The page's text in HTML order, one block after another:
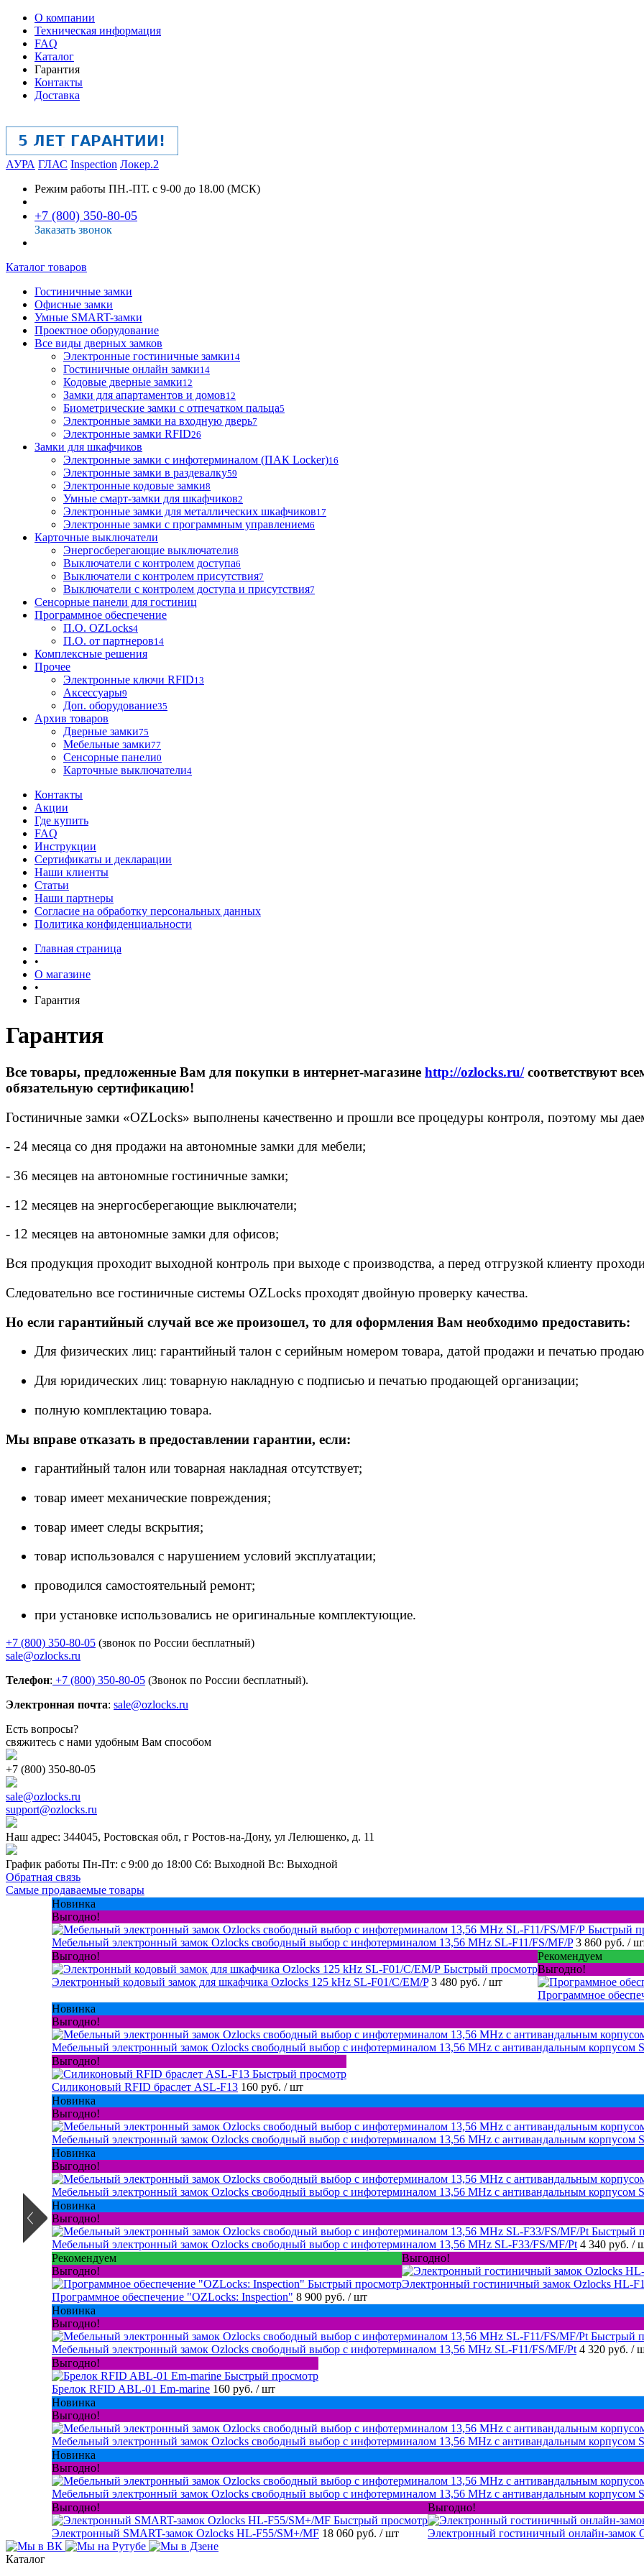
О компании
Техническая информация
FAQ
Каталог
Гарантия
Контакты
Доставка
АУРА ГЛАС Inspection Локер.2
Режим работы ПН.-ПТ. с 9-00 до 18.00 (МСК)
+7 (800) 350-80-05
Заказать звонок
Каталог товаров
Гостиничные замки
Офисные замки
Умные SMART-замки
Проектное оборудование
Все виды дверных замков
Электронные гостиничные замки14
Гостиничные онлайн замки14
Кодовые дверные замки12
Замки для апартаментов и домов12
Биометрические замки с отпечатком пальца5
Электронные замки на входную дверь7
Электронные замки RFID26
Замки для шкафчиков
Электронные замки с инфотерминалом (ПАК Locker)16
Электронные замки в раздевалку59
Электронные кодовые замки8
Умные смарт-замки для шкафчиков2
Электронные замки для металлических шкафчиков17
Электронные замки с программным управлением6
Карточные выключатели
Энергосберегающие выключатели8
Выключатели с контролем доступа6
Выключатели с контролем присутствия7
Выключатели с контролем доступа и присутствия7
Сенсорные панели для гостиниц
Программное обеспечение
П.О. OZLocks4
П.О. от партнеров14
Комплексные решения
Прочее
Электронные ключи RFID13
Аксессуары9
Доп. оборудование35
Архив товаров
Дверные замки75
Мебельные замки77
Сенсорные панели0
Карточные выключатели4
Контакты
Акции
Где купить
FAQ
Инструкции
Сертификаты и декларации
Наши клиенты
Статьи
Наши партнеры
Согласие на обработку персональных данных
Политика конфиденциальности
Главная страница
•
О магазине
•
Гарантия
Гарантия
Все товары, предложенные Вам для покупки в интернет-магазине http://ozlocks.ru/соответствуют
обязательную сертификацию!
Гостиничные замки «OZLocks» выполнены качественно и прошли все процедуры контроля, поэтому мы
- 24 месяца со дня продажи на автономные замки для мебели;
- 36 месяцев на автономные гостиничные замки;
- 12 месяцев на энергосберегающие выключатели;
- 12 месяцев на автономные замки для офисов;
Вся продукция проходит выходной контроль при выходе с производства, а перед отгрузкой клиенту
Следовательно все гостиничные системы OZLocks проходят двойную проверку качества.
Но если гарантийный случай все же произошел, то для оформления Вам необходимо предоставить:
Для физических лиц: гарантийный талон с серийным номером товара, датой продажи и печатью
Для юридических лиц: товарную накладную с подписью и печатью продающей организации;
полную комплектацию товара.
Мы вправе отказать в предоставлении гарантии, если:
гарантийный талон или товарная накладная отсутствует;
товар имеет механические повреждения;
товар имеет следы вскрытия;
товар использовался с нарушением условий эксплуатации;
проводился самостоятельный ремонт;
при установке использовались не оригинальные комплектующие.
+7 (800) 350-80-05 (звонок по России бесплатный)
sale@ozlocks.ru
Телефон: +7 (800) 350-80-05 (Звонок по России бесплатный).
Электронная почта: sale@ozlocks.ru
Есть вопросы?
свяжитесь с нами удобным Вам способом
+7 (800) 350-80-05
sale@ozlocks.ru
support@ozlocks.ru
Наш адрес: 344045, Ростовская обл, г Ростов-на-Дону, ул Лелюшенко, д. 11
График работы Пн-Пт: с 9:00 до 18:00 Сб: Выходной Вс: Выходной
Обратная связь
Самые продаваемые товары
Новинка
Выгодно!
Быстрый
Мебельный электронный замок Ozlocks свободный выбор с инфотерминалом 13,56 MHz SL-F11/FS/MF/P 3 860 руб. /
Выгодно!
Быстрый просмотр
Электронный кодовый замок для шкафчика Ozlocks 125 kHz SL-F01/C/EM/P 3 480 руб. / шт
Рекомендуем
Выгодно!
Программное
Новинка
Выгодно!
Мебельный электронный замок Ozlocks свободный выбор с инфотерминалом 13,56 MHz с антивандальным корпусом
Выгодно!
Быстрый просмотр
Силиконовый RFID браслет ASL-F13 160 руб. / шт
Новинка
Выгодно!
Мебельный электронный замок Ozlocks свободный выбор с инфотерминалом 13,56 MHz с антивандальным корпусом
Новинка
Выгодно!
Мебельный электронный замок Ozlocks свободный выбор с инфотерминалом 13,56 MHz с антивандальным корпусом
Новинка
Выгодно!
Быстрый
Мебельный электронный замок Ozlocks свободный выбор с инфотерминалом 13,56 MHz SL-F33/FS/MF/Pt 4 340 руб. /
Рекомендуем
Выгодно!
Быстрый просмотр
Программное обеспечение "OZLocks: Inspection" 8 900 руб. / шт
Выгодно!
Электронный гостиничный замок Ozlocks HL-
Новинка
Выгодно!
Быстрый
Мебельный электронный замок Ozlocks свободный выбор с инфотерминалом 13,56 MHz SL-F11/FS/MF/Pt 4 320 руб. /
Выгодно!
Быстрый просмотр
Брелок RFID ABL-01 Em-marine 160 руб. / шт
Новинка
Выгодно!
Мебельный электронный замок Ozlocks свободный выбор с инфотерминалом 13,56 MHz с антивандальным корпусом
Новинка
Выгодно!
Мебельный электронный замок Ozlocks свободный выбор с инфотерминалом 13,56 MHz с антивандальным корпусом
Выгодно!
Быстрый просмотр
Электронный SMART-замок Ozlocks HL-F55/SM+/MF 18 060 руб. / шт
Выгодно!
Электронный гостиничный онлайн-замок
Каталог